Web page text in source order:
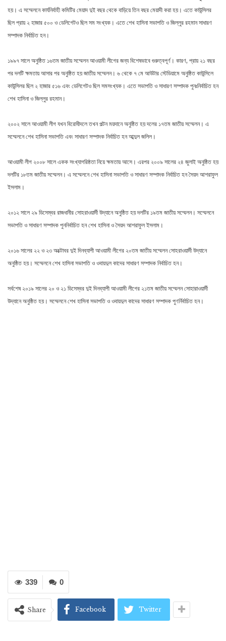
হয়। এ সম্মেলনে কার্যনির্বাহী কমিটির মেয়াদ দুই বছর থেকে বাড়িয়ে তিন বছর মেয়াদী করা হয়। এতে কাউন্সিলর
ছিল প্রায় ২ হাজার ৫০০ ও ডেলিগেটও ছিল সম সংখ্যক। এতে শেখ হাসিনা সভাপতি ও জিল্লুর রহমান সাধারণ
সম্পাদক নির্বাচিত হন।
১৯৯৭ সালে অনুষ্ঠিত ১৬তম জাতীয় সম্মেলন আওয়ামী লীগের জন্য বিশেষভাবে গুরুত্বপূর্ণ। কারণ, প্রায় ২১ বছর
পর দলটি ক্ষমতায় আসার পর অনুষ্ঠিত হয় জাতীয় সম্মেলন। ৬ থেকে ৭ মে আউটার স্টেডিয়ামে অনুষ্ঠিত কাউন্সিলে
কাউন্সিলর ছিল ২ হাজার ৫১৬ এবং ডেলিগেটও ছিল সমসংখ্যক। এতে সভাপতি ও সাধারণ সম্পাদক পুনঃনির্বাচিত হন
শেখ হাসিনা ও জিল্লুর রহমান।
২০০২ সালে আওয়ামী লীগ যখন বিরোধীদলে তখন পল্টন ময়দানে অনুষ্ঠিত হয় দলের ১৭তম জাতীয় সম্মেলন। এ
সম্মেলনে শেখ হাসিনা সভাপতি এবং সাধারণ সম্পাদক নির্বাচিত হন আব্দুল জলিল।
আওয়ামী লীগ ২০০৮ সালে একক সংখ্যাগরিষ্ঠতা নিয়ে ক্ষমতায় আসে। এরপর ২০০৯ সালের ২৪ জুলাই অনুষ্ঠিত হয়
দলটির ১৮তম জাতীয় সম্মেলন। এ সম্মেলনে শেখ হাসিনা সভাপতি ও সাধারণ সম্পাদক নির্বাচিত হন সৈয়দ আশরাফুল
ইসলাম।
২০১২ সালে ২৯ ডিসেম্বর রাজধানীর সোহরাওয়ার্দী উদ্যানে অনুষ্ঠিত হয় দলটির ১৯তম জাতীয় সম্মেলন। সম্মেলনে
সভাপতি ও সাধারণ সম্পাদক পুননির্বাচিত হন শেখ হাসিনা ও সৈয়দ আশরাফুল ইসলাম।
২০১৬ সালের ২২ ও ২৩ অক্টোবর দুই দিনব্যাপী আওয়ামী লীগের ২০তম জাতীয় সম্মেলন সোহরাওয়ার্দী উদ্যানে
অনুষ্ঠিত হয়। সম্মেলনে শেখ হাসিনা সভাপতি ও ওবায়দুল কাদের সাধারণ সম্পাদক নির্বাচিত হন।
সর্বশেষ ২০১৯ সালের ২০ ও ২১ ডিসেম্বর দুই দিনব্যাপী আওয়ামী লীগের ২১তম জাতীয় সম্মেলন সোহারাওয়ার্দী
উদ্যানে অনুষ্ঠিত হয়। সম্মেলনে শেখ হাসিনা সভাপতি ও ওবায়দুল কাদের সাধারণ সম্পাদক পুণর্নির্বাচিত হন।
0
339
Share Facebook Twitter